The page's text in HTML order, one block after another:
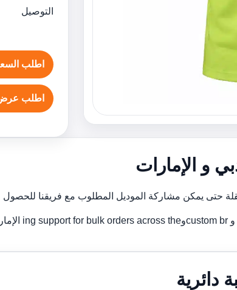
التوصيل
اطلب
اطلب
و الإمارات
حتى يمكن مشاركة الموديل المطلوب مع فريقنا
دائرية